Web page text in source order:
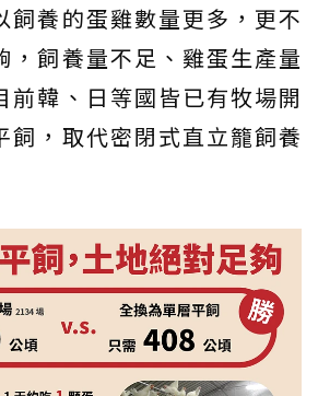
飼養的蛋雞數量更多，更不
，飼養量不足、雞蛋生產量
前韓、日等國皆已有牧場開
飼，取代密閉式直立籠飼養